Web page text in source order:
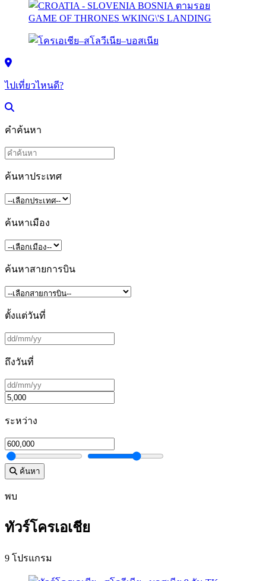
ไปเที่ยวไหนดี?
คำค้นหา
ค้นหาประเทศ
ค้นหาเมือง
ค้นหาสายการบิน
ตั้งแต่วันที่
ถึงวันที่
ระหว่าง
ค้นหา
พบ
ทัวร์โครเอเชีย
9 โปรแกรม